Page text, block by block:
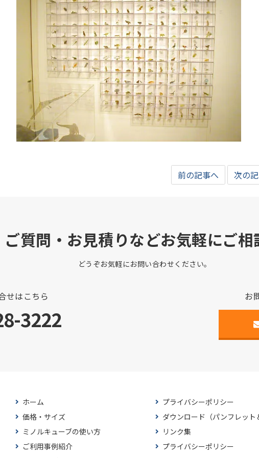
前の記事へ 次の
ご質問・お見積りなどお気軽にご
どうぞお気軽にお問い合わせください。
せはこちら
3222
お
ホーム
価格・サイズ
ミノルキューブの使い方
ご利用事例紹介
プライバシーポリシー
ダウンロード（パンフレット
リンク集
プライバシーポリシー